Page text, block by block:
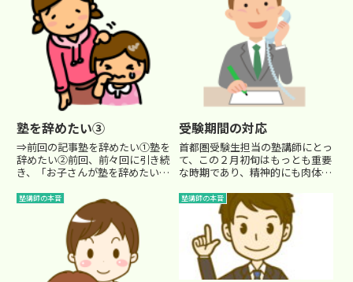
塾を辞めたい③
⇒前回の記事塾を辞めたい①塾を
辞めたい②前回、前々回に引き続
き、「お子さんが塾を辞めたい」
見ました。
===========================
======== ＜お子さんが塾を辞め
たい主な理由＞ ...
受験期間の対応
首都圏受験生担当の塾講師にとっ
て、この２月初旬はもっとも重要
な時期であり、精神的にも肉体的
入試応援に向かい、その足で校舎
に向かって合否連絡を受けます。
合格の報告を受け、泣いて喜んで
いる声を聞いて、ついもらい泣
き...
塾講師の本音 塾講師の本音